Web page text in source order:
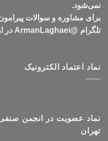
نمی‌شود.
برای مشاوره و سوالات پیرامون
تلگرام @ArmanLaghaei در ارتباط باشید.
نماد اعتماد الکترونیک
نماد عضویت در انجمن
تهران